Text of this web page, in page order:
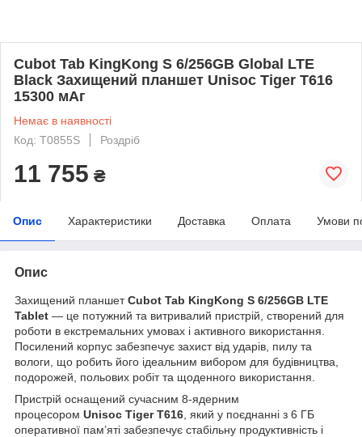
Cubot Tab KingKong S 6/256GB Global LTE
Black Захищений планшет Unisoc Tiger T616
15300 мАг
Немає в наявності
Код: T0855S
Роздріб
11 755 ₴
Опис Характеристики Доставка Оплата Умови
Опис
Захищений планшетCubot Tab KingKong S 6/256GB LTE
Tablet — це потужний та витривалий пристрій, створений для
роботи в екстремальних умовах і активного використання.
Посилений корпус забезпечує захист від ударів, пилу та
вологи, що робить його ідеальним вибором для будівництва,
подорожей, польових робіт та щоденного використання.
Пристрій оснащений сучасним 8-ядерним
процесором Unisoc Tiger T616 , який у поєднанні з 6 ГБ
оперативної пам’яті забезпечує стабільну продуктивність і